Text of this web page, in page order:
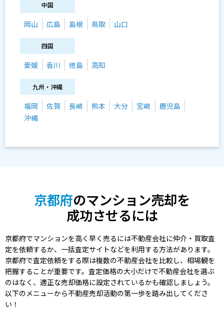
中国
岡山 広島 島根 鳥取 山口
四国
愛媛 香川 徳島 高知
九州・沖縄
福岡 佐賀 長崎 熊本 大分 宮崎
鹿児島
沖縄
京都府のマンション売却を
成功させるには
京都府でマンションを高く早く売るには不動産会社に仲介・買取査
定を依頼するか、一括査定サイトなどを利用する方法があります。
京都府で査定依頼をする際は複数の不動産会社を比較し、相場観を
把握することが重要です。査定価格の大小だけで不動産会社を選ぶ
のはなく、適正な売却価格に設定されているかも確認しましょう。
以下のメニューから不動産売却活動の第一歩を踏み出してくださ
い！